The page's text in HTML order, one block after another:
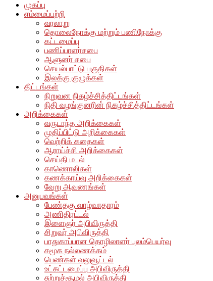
முகப்பு
எம்மைப்பற்றி
வரலாறு
தொலைநோக்கு மற்றும் பணிநோக்கு
கட்டமைப்பு
பணிப்பாளர்சபை
ஆளுனர் சபை
செயல்பாட்டு பகுதிகள்
இலக்கு குழுக்கள்
திட்டங்கள்
நிறுவன நிகழ்ச்சித்திட்டங்கள்
நிதி வழங்குனரின் நிகழ்ச்சித்திட்டங்கள்
அறிக்கைகள்
வருடாந்த அறிக்கைகள்
முதிப்பிட்டு அறிக்கைகள்
வெற்றிக் கதைகள்
ஆராய்ச்சி அறிக்கைகள்
செய்தி மடல்
காணொலிகள்
கணக்காய்வு அறிக்கைகள்
வேறு ஆவணங்கள்
அனுபவங்கள்
பேண்தகு வாழ்வாதாரம்
அணிதிரட்டல்
இளைஞர் அபிவிருத்தி
சிறுவர் அபிவிருத்தி
பாதுகாப்பான தொழிலாளர் புலம்பெயர்வு
சமூக நல்லணக்கம்
பெண்கள் வலுவூட்டல்
உட்கட்டமைப்பு அபிவிருத்தி
சுற்றுச்சூழல் அபிவிருத்தி